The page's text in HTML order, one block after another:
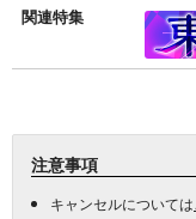
関連特集
注意事項
キャンセルについては